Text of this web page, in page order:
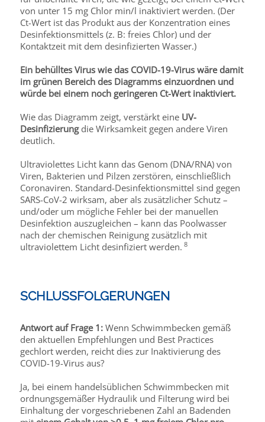
von unter 15 mg Chlor min/l inaktiviert werden. (Der
Ct-Wert ist das Produkt aus der Konzentration eines
Desinfektionsmittels (z. B: freies Chlor) und der
Kontaktzeit mit dem desinfizierten Wasser.)
Ein behülltes Virus wie das COVID-19-Virus wäre damit
im grünen Bereich des Diagramms einzuordnen und
würde bei einem noch geringeren Ct-Wert inaktiviert.
Wie das Diagramm zeigt, verstärkt eine UV-
Desinfizierungdie Wirksamkeit gegen andere Viren
deutlich.
Ultraviolettes Licht kann das Genom (DNA/RNA) von
Viren, Bakterien und Pilzen zerstören, einschließlich
Coronaviren. Standard-Desinfektionsmittel sind gegen
SARS-CoV-2 wirksam, aber als zusätzlicher Schutz –
und/oder um mögliche Fehler bei der manuellen
Desinfektion auszugleichen – kann das Poolwasser
nach der chemischen Reinigung zusätzlich mit
ultraviolettem Licht desinfiziert werden. 8
SCHLUSSFOLGERUNGEN
Antwort auf Frage 1:Wenn Schwimmbecken gemäß
den aktuellen Empfehlungen und Best Practices
gechlort werden, reicht dies zur Inaktivierung des
COVID-19-Virus aus?
Ja, bei einem handelsüblichen Schwimmbecken mit
ordnungsgemäßer Hydraulik und Filterung wird bei
Einhaltung der vorgeschriebenen Zahl an Badenden